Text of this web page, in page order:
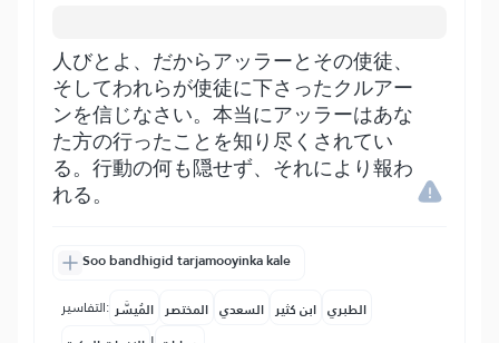
人びとよ、だからアッラーとその使徒、
そしてわれらが使徒に下さったクルアー
ンを信じなさい。本当にアッラーはあな
た方の行ったことを知り尽くされてい
る。行動の何も隠せず、それにより報わ
れる。
Soo bandhigid tarjamooyinka kale
التفاسير: المُيسَّر المختصر السعدي ابن كثير الطبري